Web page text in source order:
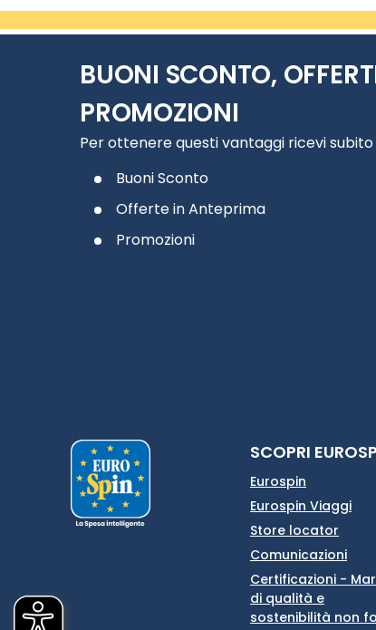
BUONI SCONTO,
PROMOZIONI
Per ottenere questi vantaggi ricevi
Buoni Sconto
Offerte in Anteprima
Promozioni
SCOPRI
Eurospin
Eurospin Viaggi
Store locator
Comunicazioni
Certificazioni -
di qualità e
sostenibilità non